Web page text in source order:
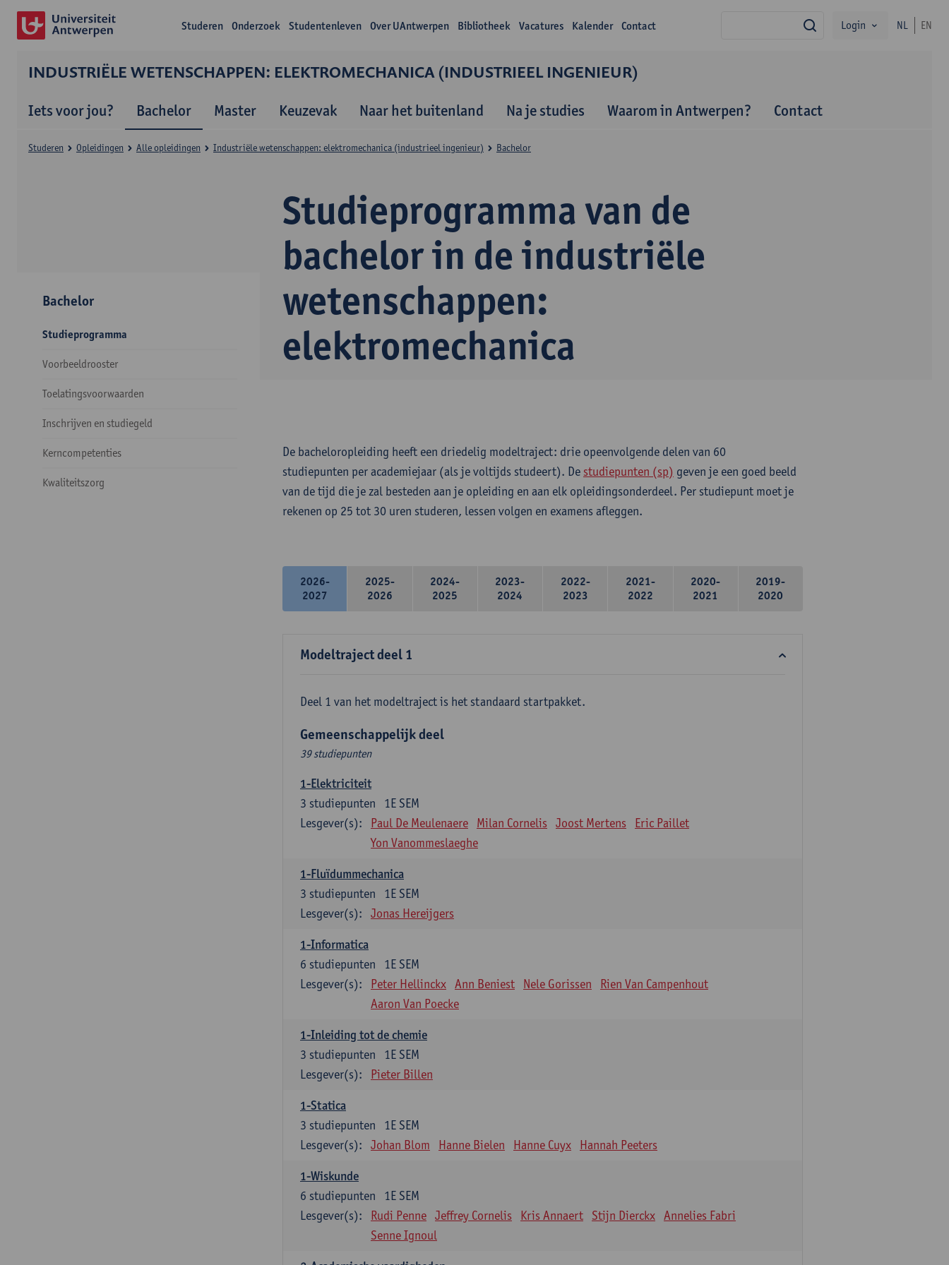
Studeren Onderzoek Studentenleven Over UAntwerpen Bibliotheek Vacatures Kalender Contact zoekLogin NL EN
INDUSTRIËLE WETENSCHAPPEN: ELEKTROMECHANICA (INDUSTRIEEL INGENIEUR)
Iets voor jou? Bachelor Master Keuzevak Naar het buitenland Na je studies Waarom in Antwerpen? Contact
Studieprogramma van de
bachelor in de industriële
wetenschappen:
elektromechanica
Studeren Opleidingen Alle opleidingen Industriële wetenschappen: elektromechanica (industrieel ingenieur) Bachelor
Bachelor
Studieprogramma
Voorbeeldrooster
Toelatingsvoorwaarden
Inschrijven en studiegeld
Kerncompetenties
Kwaliteitszorg
De bacheloropleiding heeft een driedelig modeltraject: drie opeenvolgende delen van 60
studiepunten per academiejaar (als je voltijds studeert). De studiepunten (sp) geven je een goed beeld
van de tijd die je zal besteden aan je opleiding en aan elk opleidingsonderdeel. Per studiepunt moet je
rekenen op 25 tot 30 uren studeren, lessen volgen en examens afleggen.
2026-
2027
2025-
2026
2024-
2025
2023-
2024
2022-
2023
2021-
2022
2020-
2021
2019-
2020
Modeltraject deel 1
Deel 1 van het modeltraject is het standaard startpakket.
Gemeenschappelijk deel
39 studiepunten
1-Elektriciteit
1E SEM
3 studiepunten
Lesgever(s):
Paul De Meulenaere Milan Cornelis Joost Mertens
Eric Paillet
Yon Vanommeslaeghe
1-Fluïdummechanica
1E SEM
3 studiepunten
Lesgever(s):
Jonas Hereijgers
1-Informatica
1E SEM
6 studiepunten
Lesgever(s):
Peter Hellinckx Ann Beniest Nele Gorissen
Rien Van Campenhout
Aaron Van Poecke
1-Inleiding tot de chemie
1E SEM
3 studiepunten
Lesgever(s):
Pieter Billen
1-Statica
1E SEM
3 studiepunten
Lesgever(s):
Johan Blom Hanne Bielen Hanne Cuyx Hannah Peeters
1-Wiskunde
1E SEM
6 studiepunten
Lesgever(s):
Rudi Penne Jeffrey Cornelis Kris Annaert Stijn Dierckx Annelies Fabri
Senne Ignoul